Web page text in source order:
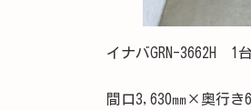
イナバGRN-3662H 1
間口3,630㎜×奥行き